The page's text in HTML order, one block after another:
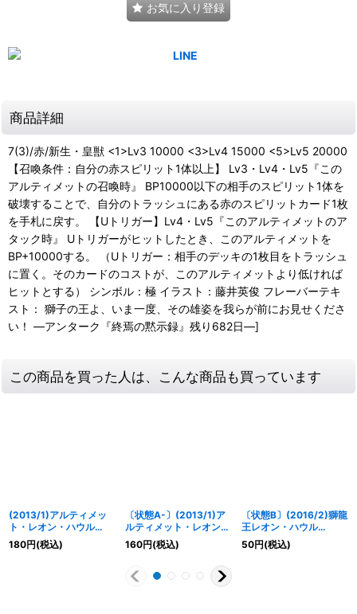
お気に入り登録
商品詳細
7(3)/赤/新生・皇獣 <1>Lv3 10000 <3>Lv4 15000 <5>Lv5 20000
【召喚条件：自分の赤スピリット1体以上】 Lv3・Lv4・Lv5『この
アルティメットの召喚時』 BP10000以下の相手のスピリット1体を
破壊することで、自分のトラッシュにある赤のスピリットカード1枚
を手札に戻す。 【Uトリガー】Lv4・Lv5『このアルティメットのア
タック時』 Uトリガーがヒットしたとき、このアルティメットを
BP+10000する。 （Uトリガー：相手のデッキの1枚目をトラッシュ
に置く。そのカードのコストが、このアルティメットより低ければ
ヒットとする） シンボル：極 イラスト：藤井英俊 フレーバーテキ
スト： 獅子の王よ、いま一度、その雄姿を我らが前にお見せくださ
い！ ―アンターク『終焉の黙示録』残り682日―]
この商品を買った人は、こんな商品も買っています
(2013/1)アルティメッ
ト・レオン・ハウル
【PX】{PX14-01}
《赤》
180円(税込)
〔状態A-〕(2013/1)ア
ルティメット・レオン・
ハウル【PX】{PX14-
01}《赤》
160円(税込)
〔状態B〕(2016/2)獅龍
王レオン・ハウル
【PX】{PX15-07}
《赤》
50円(税込)